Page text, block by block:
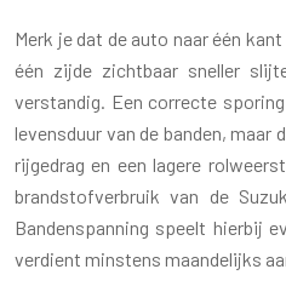
Merk je dat de auto naar één
één zijde zichtbaar sneller
verstandig. Een correcte
levensduur van de banden, maar
rijgedrag en een lagere
brandstofverbruik van de
Bandenspanning speelt hierbij
verdient minstens maandelijks